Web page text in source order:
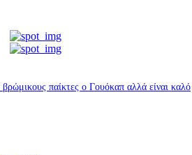
παίκτες ο Γουόκαπ αλλά είναι καλό